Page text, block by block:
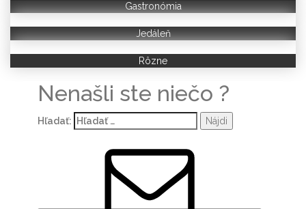
Gastronómia
Jedáleň
Rôzne
Nenašli ste niečo ?
Hľadať: